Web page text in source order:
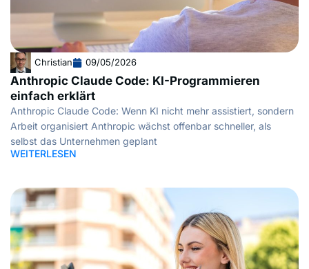
Christian 09/05/2026
Anthropic Claude Code: KI-Programmieren
einfach erklärt
Anthropic Claude Code: Wenn KI nicht mehr assistiert, sondern
Arbeit organisiert Anthropic wächst offenbar schneller, als
selbst das Unternehmen geplant
WEITERLESEN